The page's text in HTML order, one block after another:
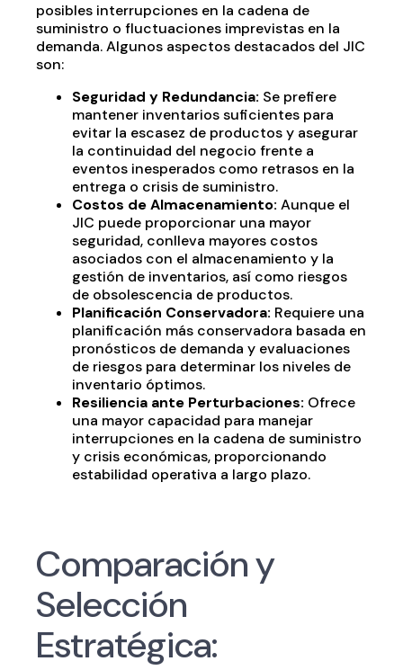
posibles interrupciones en la cadena de
suministro o fluctuaciones imprevistas en la
demanda. Algunos aspectos destacados del JIC
son:
Seguridad y Redundancia: Se prefiere
mantener inventarios suficientes para
evitar la escasez de productos y asegurar
la continuidad del negocio frente a
eventos inesperados como retrasos en la
entrega o crisis de suministro.
Costos de Almacenamiento: Aunque el
JIC puede proporcionar una mayor
seguridad, conlleva mayores costos
asociados con el almacenamiento y la
gestión de inventarios, así como riesgos
de obsolescencia de productos.
Planificación Conservadora: Requiere una
planificación más conservadora basada en
pronósticos de demanda y evaluaciones
de riesgos para determinar los niveles de
inventario óptimos.
Resiliencia ante Perturbaciones: Ofrece
una mayor capacidad para manejar
interrupciones en la cadena de suministro
y crisis económicas, proporcionando
estabilidad operativa a largo plazo.
Comparación y
Selección
Estratégica: